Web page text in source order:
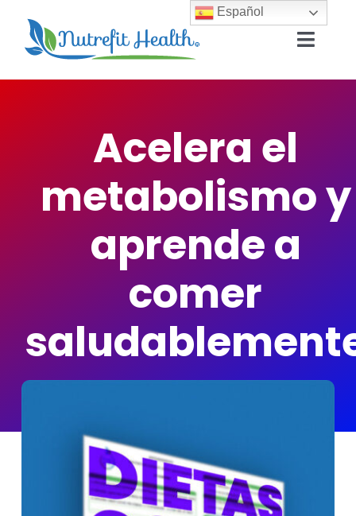
contenido
Toggle
Mi
cuenta
Acelera el
metabolismo y
aprende a
comer
Español